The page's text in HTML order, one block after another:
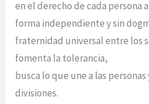
en el derecho de cada persona
forma independiente y sin
fraternidad universal entre los
fomenta la tolerancia,
busca lo que une a las
divisiones.